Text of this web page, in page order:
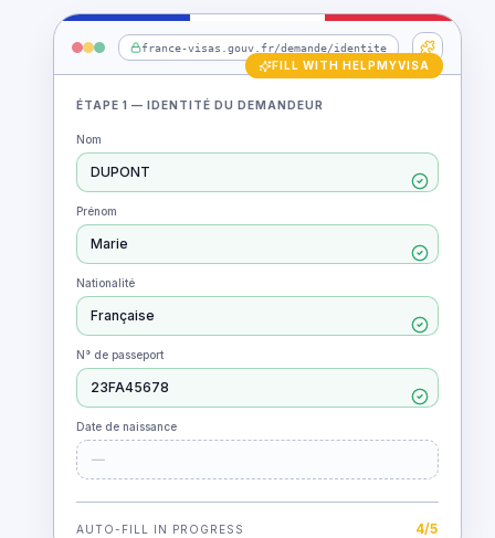
Animation: the HelpMyVisa Chrome extension
france-visas.gouv.fr/demande/identite
FILL WITH HELPMYVISA
ÉTAPE 1 — IDENTITÉ DU DEMANDEUR
Nom
DUPONT
Prénom
Marie
Nationalité
Française
N° de passeport
23FA45678
Date de naissance
14 / 03 / 1992
AUTO-FILL IN PROGRESS 5/5
FORM READY